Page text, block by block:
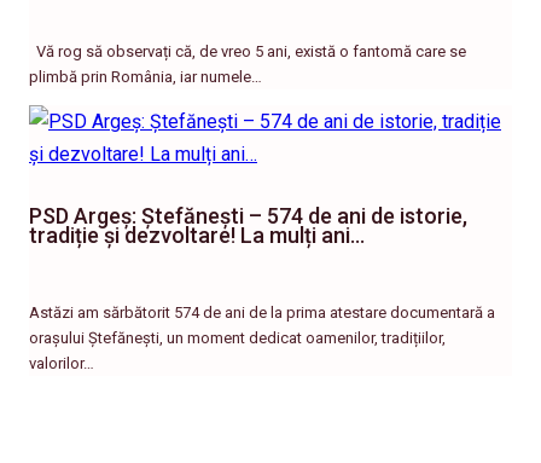
Vă rog să observați că, de vreo 5 ani, există o fantomă care se
plimbă prin România, iar numele…
PSD Argeș: Ștefănești – 574 de ani de istorie,
tradiție și dezvoltare! La mulți ani…
Astăzi am sărbătorit 574 de ani de la prima atestare documentară a
orașului Ștefănești, un moment dedicat oamenilor, tradițiilor,
valorilor…